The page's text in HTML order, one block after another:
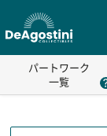
パートワーク
一覧